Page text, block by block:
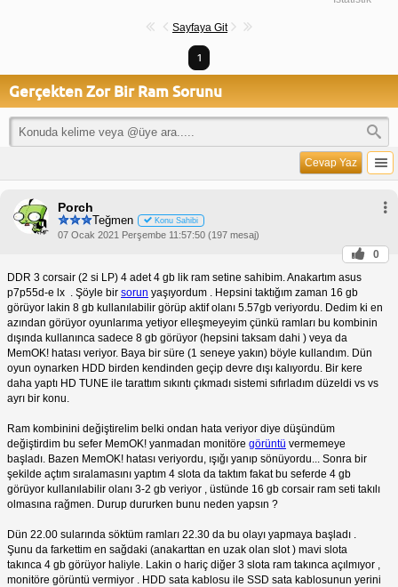
Sayfaya Git
1
Gerçekten Zor Bir Ram Sorunu
Cevap Yaz
Porch
Teğmen Konu Sahibi
07 Ocak 2021 Perşembe 11:57:50 (197 mesaj)
0
DDR 3 corsair (2 si LP) 4 adet 4 gb lik ram setine sahibim. Anakartım asus
p7p55d-e lx . Şöyle bir sorun yaşıyordum . Hepsini taktığım zaman 16 gb
görüyor lakin 8 gb kullanılabilir görüp aktif olanı 5.57gb veriyordu. Dedim ki en
azından görüyor oyunlarıma yetiyor elleşmeyeyim çünkü ramları bu kombinin
dışında kullanınca sadece 8 gb görüyor (hepsini taksam dahi ) veya da
MemOK! hatası veriyor. Baya bir süre (1 seneye yakın) böyle kullandım. Dün
oyun oynarken HDD birden kendinden geçip devre dışı kalıyordu. Bir kere
daha yaptı HD TUNE ile tarattım sıkıntı çıkmadı sistemi sıfırladım düzeldi vs vs
ayrı bir konu.
Ram kombinini değiştirelim belki ondan hata veriyor diye düşündüm
değiştirdim bu sefer MemOK! yanmadan monitöre görüntü vermemeye
başladı. Bazen MemOK! hatası veriyordu, ışığı yanıp sönüyordu... Sonra bir
şekilde açtım sıralamasını yaptım 4 slota da taktım fakat bu seferde 4 gb
görüyor kullanılabilir olanı 3-2 gb veriyor , üstünde 16 gb corsair ram seti takılı
olmasına rağmen. Durup dururken bunu neden yapsın ?
Dün 22.00 sularında söktüm ramları 22.30 da bu olayı yapmaya başladı .
Şunu da farkettim en sağdaki (anakarttan en uzak olan slot ) mavi slota
takınca 4 gb görüyor haliyle. Lakin o hariç diğer 3 slota ram takınca açılmıyor ,
monitöre görüntü vermiyor . HDD sata kablosu ile SSD sata kablosunun yerini